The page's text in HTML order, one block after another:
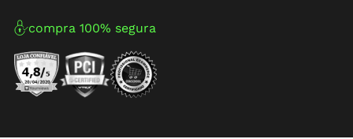
compra 100% segura